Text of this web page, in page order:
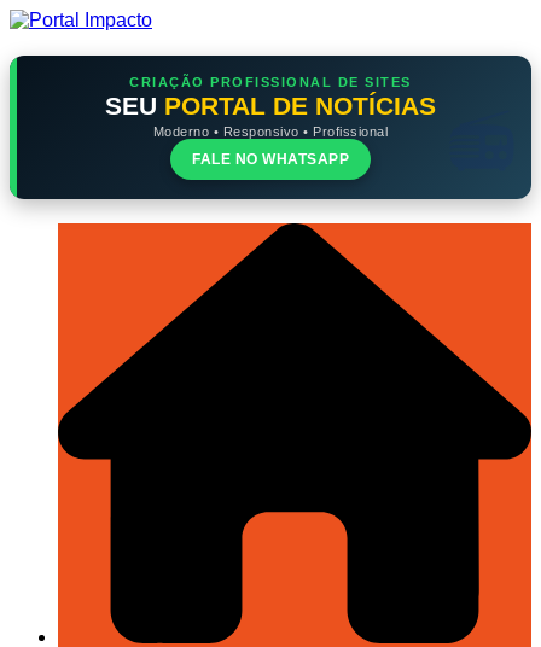
Ir
o
CRIAÇÃO PROFISSIONAL DE SITES
SEU PORTAL DE NOTÍCIAS
Moderno • Responsivo • Profissional
FALE NO WHATSAPP